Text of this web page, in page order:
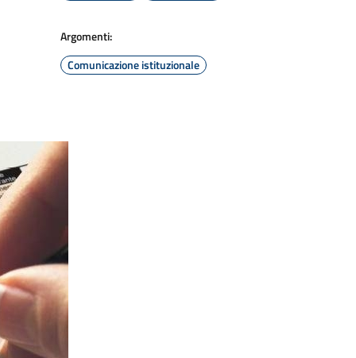
Argomenti:
Comunicazione istituzionale